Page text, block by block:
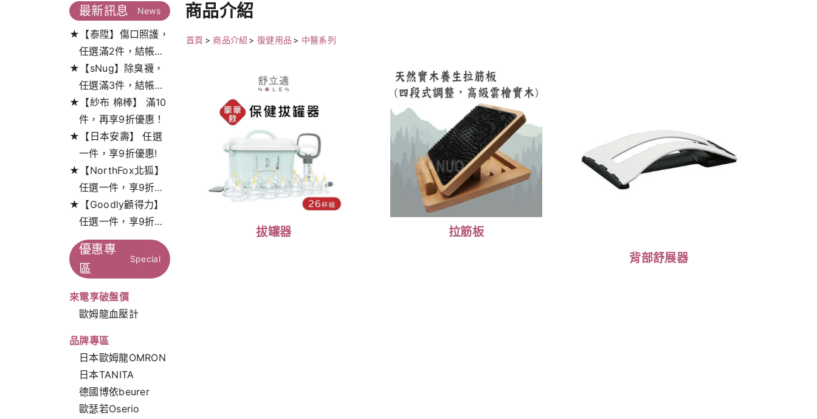
最新訊息 News
★【泰陞】傷口照護，
任選滿2件，結帳打
9.5折!
★【sNug】除臭襪，
任選滿3件，結帳打
9折!
★【紗布 棉棒】 滿10
件，再享9折優惠！
★【日本安壽】 任選
一件，享9折優惠!
★【NorthFox北狐】
任選一件，享9折特
惠！
★【Goodly顧得力】
任選一件，享9折特
惠！
優惠專
區
Special
來電享破盤價
歐姆龍血壓計
品牌專區
日本歐姆龍OMRON
日本TANITA
德國博依beurer
歐瑟若Oserio
商品介紹
首頁 >商品介紹 >復健用品 > 中醫系列
拔罐器
拉筋板
背部舒展器